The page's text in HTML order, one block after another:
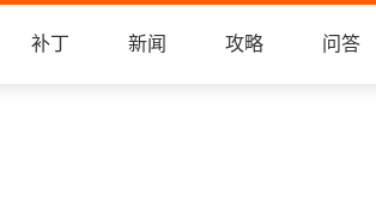
补丁 新闻 攻略 问答